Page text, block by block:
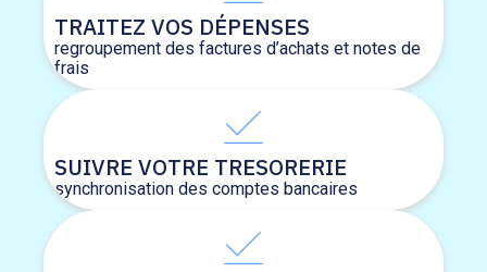
TRAITEZ VOS DÉPENSES
regroupement des factures d’achats et notes de
frais
SUIVRE VOTRE TRESORERIE
synchronisation des comptes bancaires